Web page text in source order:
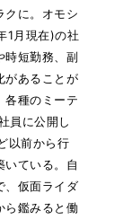
クに。オモシ
1月現在)の社
時短勤務、副
があることが
各種のミーテ
員に公開し
以前から行
いている。自
、仮面ライダ
ら鑑みると働